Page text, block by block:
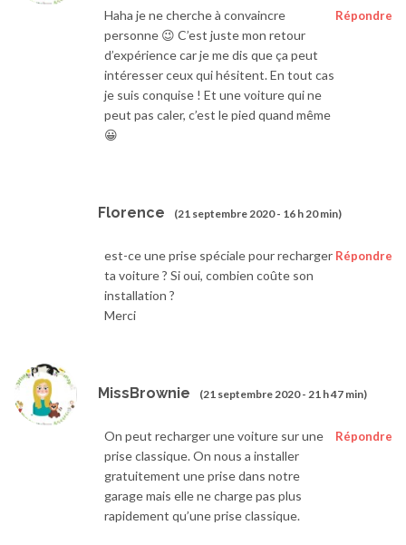
Répondre
Haha je ne cherche à convaincre
personne 😉 C’est juste mon retour
d’expérience car je me dis que ça peut
intéresser ceux qui hésitent. En tout cas
je suis conquise ! Et une voiture qui ne
peut pas caler, c’est le pied quand même
😀
Florence (21 septembre 2020 - 16 h 20 min)
Répondre
est-ce une prise spéciale pour recharger
ta voiture ? Si oui, combien coûte son
installation ?
Merci
MissBrownie (21 septembre 2020 - 21 h 47 min)
Répondre
On peut recharger une voiture sur une
prise classique. On nous a installer
gratuitement une prise dans notre
garage mais elle ne charge pas plus
rapidement qu’une prise classique.